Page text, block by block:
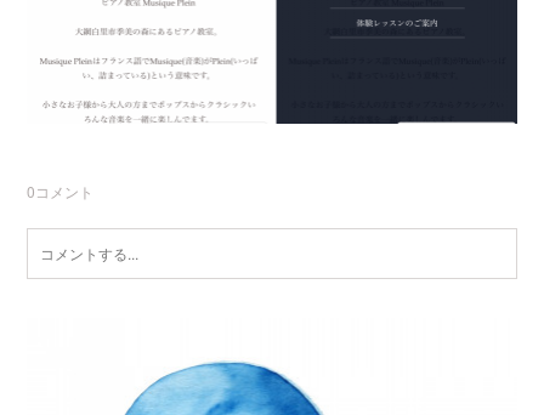
0コメント